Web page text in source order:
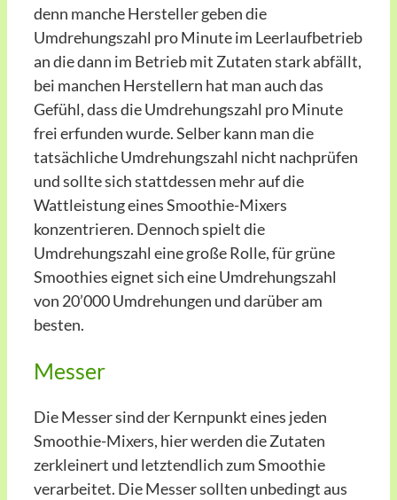
denn manche Hersteller geben die
Umdrehungszahl pro Minute im Leerlaufbetrieb
an die dann im Betrieb mit Zutaten stark abfällt,
bei manchen Herstellern hat man auch das
Gefühl, dass die Umdrehungszahl pro Minute
frei erfunden wurde. Selber kann man die
tatsächliche Umdrehungszahl nicht nachprüfen
und sollte sich stattdessen mehr auf die
Wattleistung eines Smoothie-Mixers
konzentrieren. Dennoch spielt die
Umdrehungszahl eine große Rolle, für grüne
Smoothies eignet sich eine Umdrehungszahl
von 20’000 Umdrehungen und darüber am
besten.
Messer
Die Messer sind der Kernpunkt eines jeden
Smoothie-Mixers, hier werden die Zutaten
zerkleinert und letztendlich zum Smoothie
verarbeitet. Die Messer sollten unbedingt aus